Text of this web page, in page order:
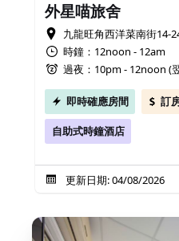
外星喵旅舍
九龍旺角西洋菜南街14-
時鐘：12noon - 12am
過夜：10pm - 12noon (
即時確應房間 訂
自助式時鐘酒店
更新日期: 04/08/2026